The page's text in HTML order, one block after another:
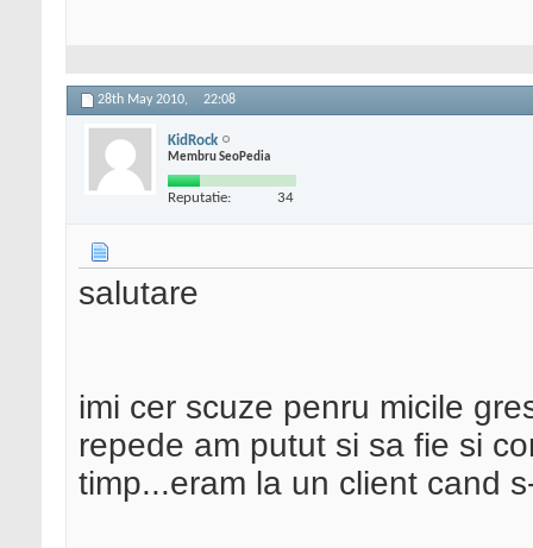
28th May 2010, 22:08
KidRock
Membru SeoPedia
Reputatie: 34
salutare
imi cer scuze penru micile
repede am putut si sa fie si
timp...eram la un client cand